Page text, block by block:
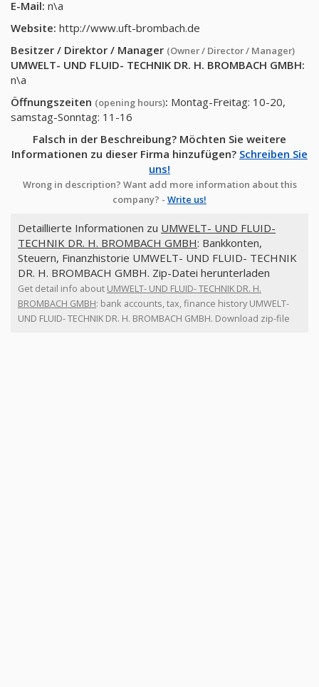
E-Mail: n\a
Website: http://www.uft-brombach.de
Besitzer / Direktor / Manager (Owner / Director / Manager)
UMWELT- UND FLUID- TECHNIK DR. H. BROMBACH GMBH:
n\a
Öffnungszeiten (opening hours): Montag-Freitag: 10-20,
samstag-Sonntag: 11-16
Falsch in der Beschreibung? Möchten Sie weitere
Informationen zu dieser Firma hinzufügen? Schreiben Sie
uns!
Wrong in description? Want add more information about this
company? - Write us!
Detaillierte Informationen zu UMWELT- UND FLUID-
TECHNIK DR. H. BROMBACH GMBH: Bankkonten,
Steuern, Finanzhistorie UMWELT- UND FLUID- TECHNIK
DR. H. BROMBACH GMBH. Zip-Datei herunterladen
Get detail info about UMWELT- UND FLUID- TECHNIK DR. H.
BROMBACH GMBH: bank accounts, tax, finance history UMWELT-
UND FLUID- TECHNIK DR. H. BROMBACH GMBH. Download zip-file